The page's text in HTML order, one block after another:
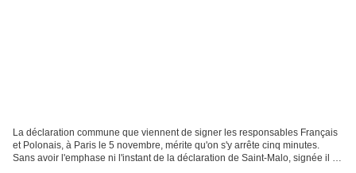
La déclaration commune que viennent de signer les responsables Français
et Polonais, à Paris le 5 novembre, mérite qu'on s'y arrête cinq minutes.
Sans avoir l'emphase ni l'instant de la déclaration de Saint-Malo, signée il y